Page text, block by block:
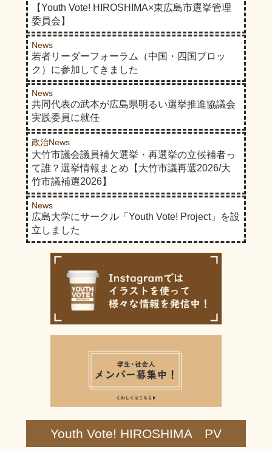
【Youth Vote! HIROSHIMA×東広島市選挙管理
委員会】
News
若者リーダーフォーラム（中国・四国ブロッ
ク）に参加してきました
News
共同代表の武本が広島県明るい選挙推進協議会
実践委員に就任
政治News
大竹市議会議員補欠選挙・再選挙の立候補者っ
て誰？選挙情報まとめ【大竹市議再選2026/大
竹市議補選2026】
News
広島大学にサークル「Youth Vote! Project」を設
立しました
Youth Vote! HIROSHIMA PV